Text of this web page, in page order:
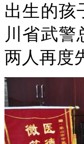
出生的孩
川省武警
两人再度